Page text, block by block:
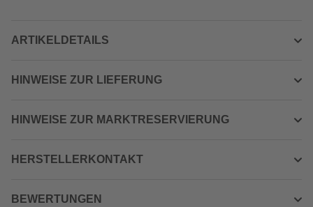
ARTIKELDETAILS
HINWEISE ZUR LIEFERUNG
HINWEISE ZUR MARKTRESERVIERUNG
HERSTELLERKONTAKT
BEWERTUNGEN